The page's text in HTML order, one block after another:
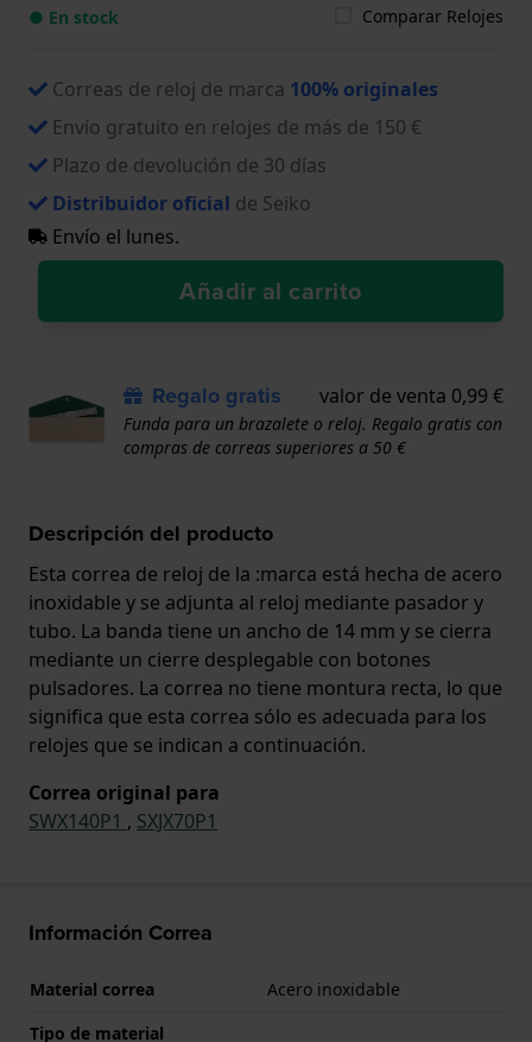
● En stock Comparar Relojes
Correas de reloj de marca 100% originales
Envío gratuito en relojes de más de 150 €
Plazo de devolución de 30 días
Distribuidor oficial de Seiko
Envío el lunes.
Añadir al carrito
Regalo gratis valor de venta 0,99 €
Funda para un brazalete o reloj. Regalo gratis con
compras de correas superiores a 50 €
Descripción del producto
Esta correa de reloj de la :marca está hecha de acero
inoxidable y se adjunta al reloj mediante pasador y
tubo. La banda tiene un ancho de 14 mm y se cierra
mediante un cierre desplegable con botones
pulsadores. La correa no tiene montura recta, lo que
significa que esta correa sólo es adecuada para los
relojes que se indican a continuación.
Correa original para
SWX140P1 , SXJX70P1
Información Correa
Material correa
Acero inoxidable
Tipo de material